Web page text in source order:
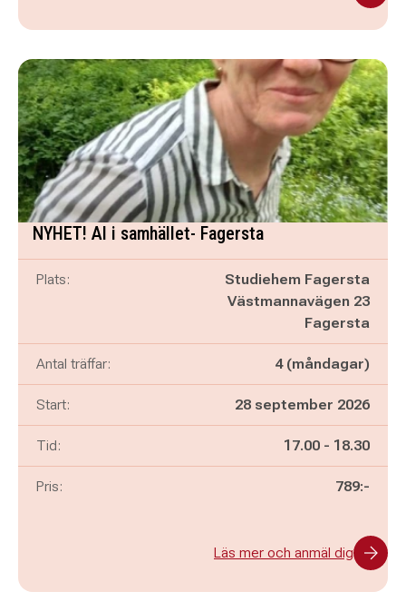
NYHET! AI i samhället- Fagersta
Plats:
Studiehem Fagersta
Västmannavägen 23
Fagersta
Antal träffar: 4 (måndagar)
Start: 28 september 2026
Tid: Pågår mellan
17.00 - och
18.30
Pris: 789:-
Läs mer och anmäl dig